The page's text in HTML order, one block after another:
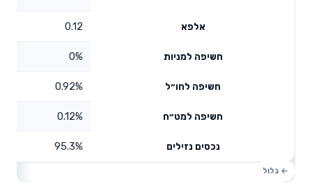
אלפא 0.12
חשיפה למניות 0%
חשיפה לחו״ל 0.92%
חשיפה למט״ח 0.12%
נכסים נזילים 95.3%